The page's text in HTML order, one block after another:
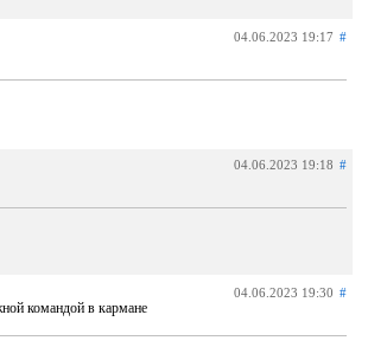
04.06.2023 19:17 #
04.06.2023 19:18 #
04.06.2023 19:30 #
командой в кармане